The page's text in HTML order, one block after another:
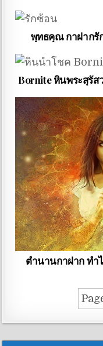
พุทธคุณ กาฝากรั
Bornite หินพระสุรั
ตำนานกาฝาก ทำ